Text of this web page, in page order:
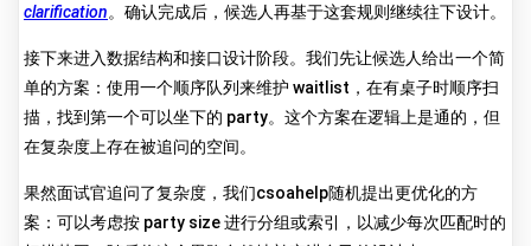
clarification。确认完成后，候选人再基于这套规则继续往下设计。
接下来进入数据结构和接口设计阶段。我们先让候选人给出一个简
单的方案：使用一个顺序队列来维护 waitlist，在有桌子时顺序扫
描，找到第一个可以坐下的 party。这个方案在逻辑上是通的，但
在复杂度上存在被追问的空间。
果然面试官追问了复杂度，我们csoahelp随机提出更优化的方
案：可以考虑按 party size 进行分组或索引，以减少每次匹配时的